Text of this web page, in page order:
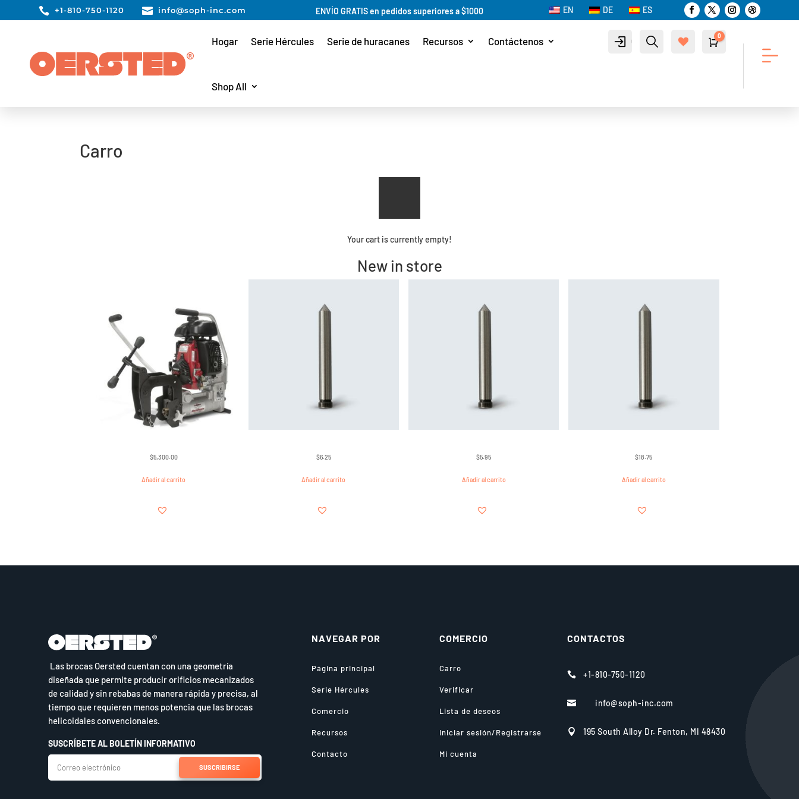
 +1-810-750-1120  info@soph-inc.com ENVÍO GRATIS en pedidos superiores a $1000 EN DE ES
Hogar Serie Hércules Serie de huracanes Recursos Contáctenos
Shop All
Cuenta
Buscar
Carro
0
0.00
Carro
Your cart is currently empty!
New in store
$5,300.00
Añadir al carrito
$6.25
Añadir al carrito
$5.95
Añadir al carrito
$18.75
Añadir al carrito
Las brocas Oersted cuentan con una geometría
diseñada que permite producir orificios mecanizados
de calidad y sin rebabas de manera rápida y precisa, al
tiempo que requieren menos potencia que las brocas
helicoidales convencionales.
SUSCRÍBETE AL BOLETÍN INFORMATIVO
SUSCRIBIRSE
NAVEGAR POR
Página principal
Serie Hércules
Comercio
Recursos
Contacto
COMERCIO
Carro
Verificar
Lista de deseos
Iniciar sesión/Registrarse
Mi cuenta
CONTACTOS
 +1-810-750-1120
 info@soph-inc.com
 195 South Alloy Dr. Fenton, MI 48430